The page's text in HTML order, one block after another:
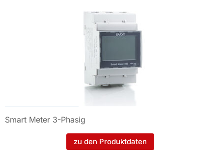
Smart Meter 3-Phasig
zu den Produktdaten